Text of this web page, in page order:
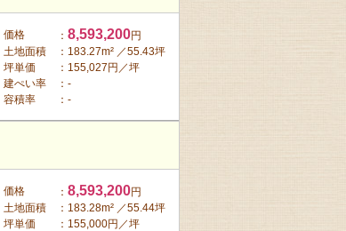
価格 ： 8,593,200円
土地面積
：183.27m² ／55.43坪
坪単価
：155,027円／坪
建ぺい率
：-
容積率
：-
価格 ： 8,593,200円
土地面積
：183.28m² ／55.44坪
坪単価
：155,000円／坪